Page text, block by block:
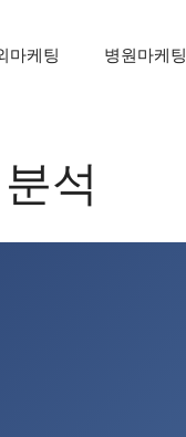
마케팅 병원마케팅
석